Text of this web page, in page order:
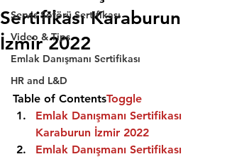
Servis Şöförü Sertifikası
Video & Tips
Emlak Danışmanı Sertifikası
HR and L&D
Sertifikası Karaburun
İzmir 2022
Table of ContentsToggle
Emlak Danışmanı Sertifikası
Karaburun İzmir 2022
Emlak Danışmanı Sertifikası